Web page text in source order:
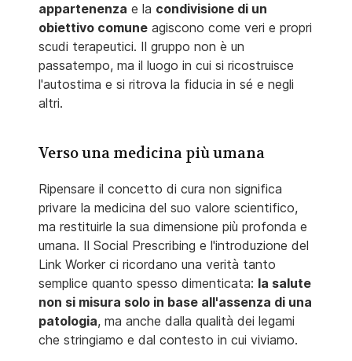
appartenenza e la condivisione di un
obiettivo comune agiscono come veri e propri
scudi terapeutici. Il gruppo non è un
passatempo, ma il luogo in cui si ricostruisce
l'autostima e si ritrova la fiducia in sé e negli
altri.
Verso una medicina più umana
Ripensare il concetto di cura non significa
privare la medicina del suo valore scientifico,
ma restituirle la sua dimensione più profonda e
umana. Il Social Prescribing e l'introduzione del
Link Worker ci ricordano una verità tanto
semplice quanto spesso dimenticata: la salute
non si misura solo in base all'assenza di una
patologia, ma anche dalla qualità dei legami
che stringiamo e dal contesto in cui viviamo.